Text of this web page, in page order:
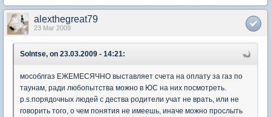
alexthegreat79
23 Mar 2009
Solntse, on 23.03.2009 - 14:21:
мособлгаз ЕЖЕМЕСЯЧНО выставляет счета на оплату за газ по
таунам, ради любопытства можно в ЮС на них посмотреть.
p.s.порядочных людей с дества родители учат не врать, или не
говорить того, о чем понятия не имеешь, иначе можно прослыть